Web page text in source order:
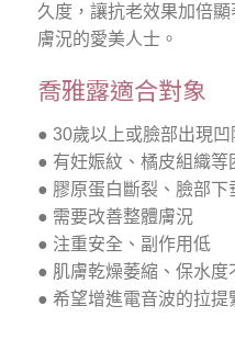
久度，讓抗老效果加倍
膚況的愛美人士。
喬雅露適合對象
● 30歲以上或臉部出現
● 有妊娠紋、橘皮組織等
● 膠原蛋白斷裂、臉部下
● 需要改善整體膚況
● 注重安全、副作用低
● 肌膚乾燥萎縮、保水度
● 希望增進電音波的拉提